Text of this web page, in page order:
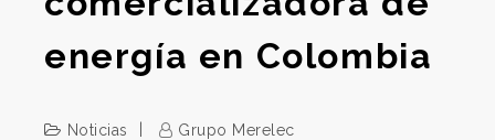
energía en Colombia
Noticias
Grupo Merelec